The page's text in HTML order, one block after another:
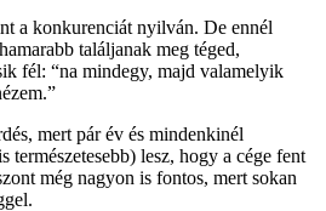
a konkurenciát nyilván. De ennél
találjanak meg téged,
fél: “na mindegy, majd valamelyik
mert pár év és mindenkinél
természetesebb) lesz, hogy a cége fent
még nagyon is fontos, mert sokan